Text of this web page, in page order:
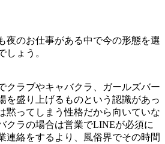
夜のお仕事がある中で今の形態を選
しょう。
クラブやキャバクラ、ガールズバー
を盛り上げるものという認識があっ
黙ってしまう性格だから向いていな
クラの場合は営業でLINEが必須に
連絡をするより、風俗界でその時間